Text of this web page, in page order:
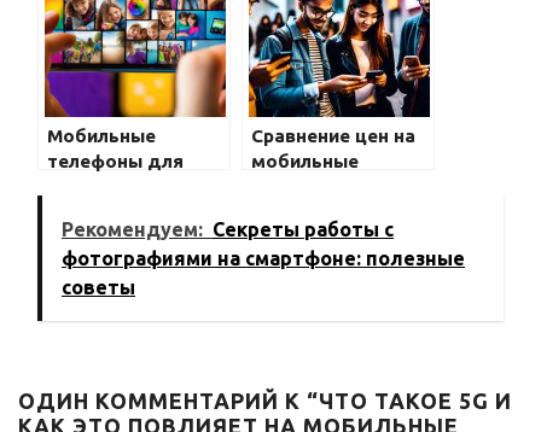
Мобильные
телефоны для
Сравнение цен на
мобильные
Рекомендуем: Секреты работы с
фотографиями на смартфоне: полезные
советы
ОДИН КОММЕНТАРИЙ К “ЧТО ТАКОЕ 5G И
КАК ЭТО ПОВЛИЯЕТ НА МОБИЛЬНЫЕ